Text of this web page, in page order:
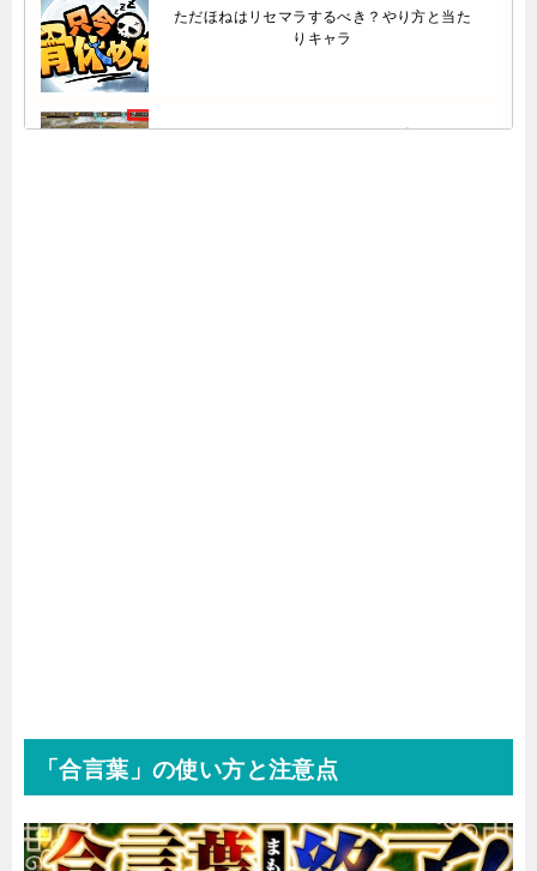
ただほねはリセマラするべき？やり方と当た
りキャラ
サファイアスフィアのリセマラで引くべきガ
「合言葉」の使い方と注意点